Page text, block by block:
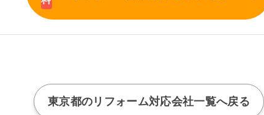
東京都のリフォーム対応会社一覧へ戻る